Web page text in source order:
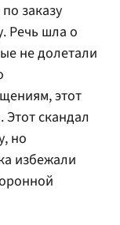
заказу
Речь шла о
не долетали
этот
скандал
но
избежали